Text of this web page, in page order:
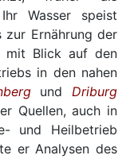
Wasser speist
zur Ernährung der
mit Blick auf den
in den nahen
undDriburg
Quellen, auch in
und Heilbetrieb
er Analysen des